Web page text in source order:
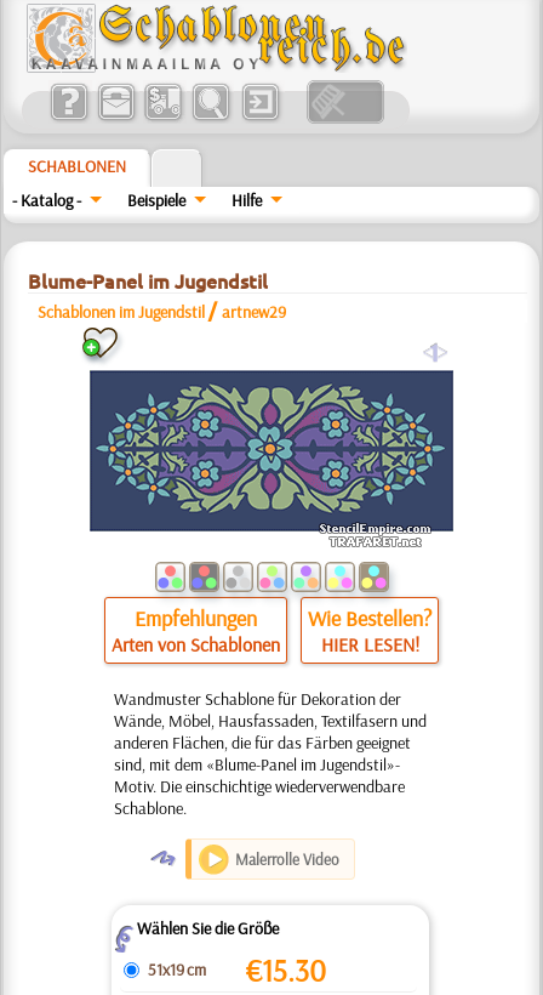
SCHABLONEN
- Katalog -
Beispiele Hilfe
Blume-Panel im Jugendstil
Schablonen im Jugendstil /artnew29
a
Empfehlungen
Arten von Schablonen
Wie Bestellen?
HIER LESEN!
Wandmuster Schablone für Dekoration der
Wände, Möbel, Hausfassaden, Textilfasern und
anderen Flächen, die für das Färben geeignet
sind, mit dem «Blume-Panel im Jugendstil»-
Motiv. Die einschichtige wiederverwendbare
Schablone.
O Malerrolle Video
ZWählen Sie die Größe
51x19 cm
€15.30